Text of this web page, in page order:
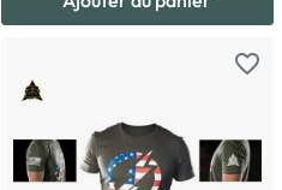
favorite_border